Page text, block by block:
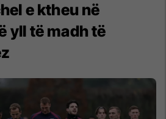
e ktheu në
yll të madh të